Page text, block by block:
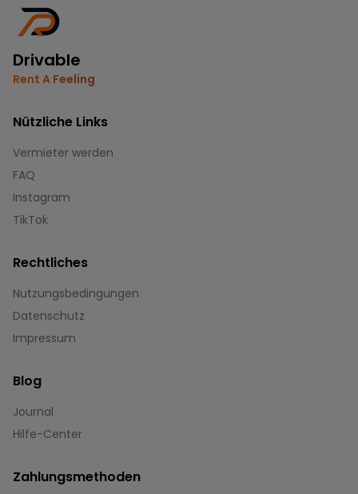
Drivable
Rent A Feeling
Nützliche Links
Vermieter werden
FAQ
Instagram
TikTok
Rechtliches
Nutzungsbedingungen
Datenschutz
Impressum
Blog
Journal
Hilfe-Center
Zahlungsmethoden